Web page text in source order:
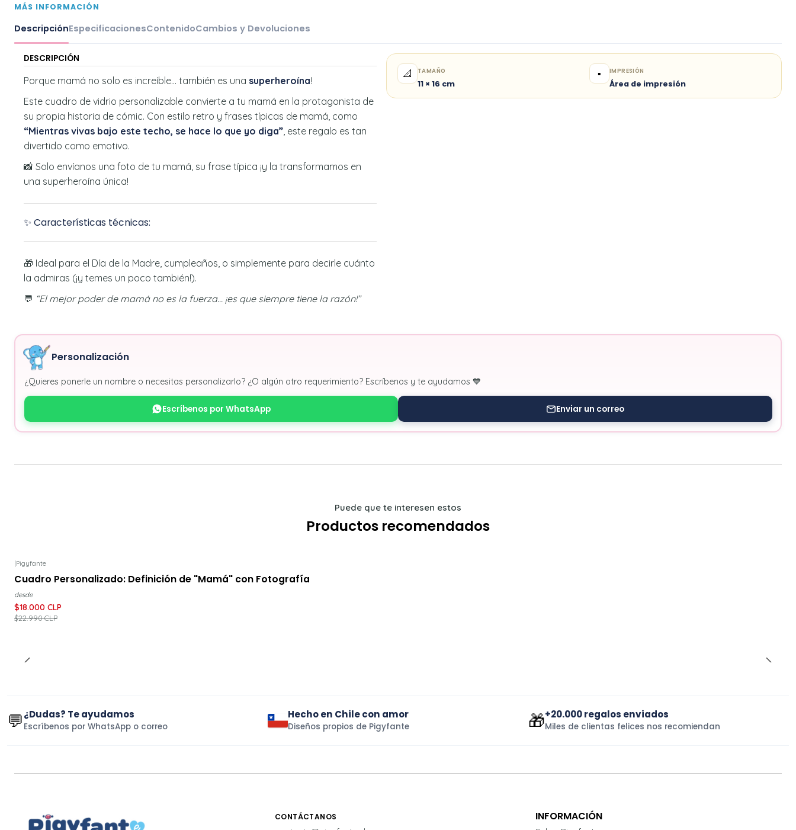
MÁS INFORMACIÓN
DescripciónEspecificacionesContenidoCambios y Devoluciones
DESCRIPCIÓN
Porque mamá no solo es increíble… también es una superheroína!
Este cuadro de vidrio personalizable convierte a tu mamá en la protagonista de
su propia historia de cómic. Con estilo retro y frases típicas de mamá, como
“Mientras vivas bajo este techo, se hace lo que yo diga” , este regalo es tan
divertido como emotivo.
📸 Solo envíanos una foto de tu mamá, su frase típica ¡y la transformamos en
una superheroína única!
✨ Características técnicas:
🎁 Ideal para el Día de la Madre, cumpleaños, o simplemente para decirle cuánto
la admiras (¡y temes un poco también!).
💬 “El mejor poder de mamá no es la fuerza… ¡es que siempre tiene la razón!”
📐 TAMAÑO
11 × 16 cm
▪️ IMPRESIÓN
Área de impresión
Personalización
¿Quieres ponerle un nombre o necesitas personalizarlo? ¿O algún otro requerimiento? Escríbenos y te ayudamos 💙
Escríbenos por WhatsApp Enviar un correo
Puede que te interesen estos
Productos recomendados
-22% DESCUENTO
Pigyfante
Cuadro Personalizado: Definición de "Mamá" con Fotografía
desde
$18.000 CLP
$22.990 CLP
💬¿Dudas? Te ayudamos
Escríbenos por WhatsApp o correo
Hecho en Chile con amor
Diseños propios de Pigyfante 🎁+20.000 regalos enviados
Miles de clientas felices nos recomiendan
CONTÁCTANOS INFORMACIÓN